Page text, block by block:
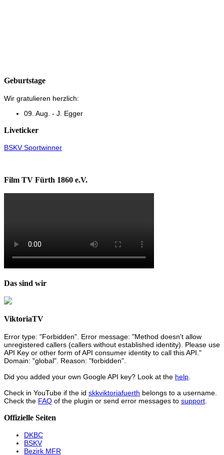
Geburtstage
Wir gratulieren herzlich:
09. Aug. - J. Egger
Liveticker
BSKV Sportwinner
Film TV Fürth 1860 e.V.
Das sind wir
ViktoriaTV
Error type: "Forbidden". Error message: "Method doesn't allow
unregistered callers (callers without established identity). Please use
API Key or other form of API consumer identity to call this API."
Domain: "global". Reason: "forbidden".
Did you added your own Google API key? Look at the help
Check in YouTube if the id skkviktoriafuerth belongs to a username.
Check the FAQ of the plugin or send error messages to support
Offizielle Seiten
DKBC
BSKV
Bezirk MFR